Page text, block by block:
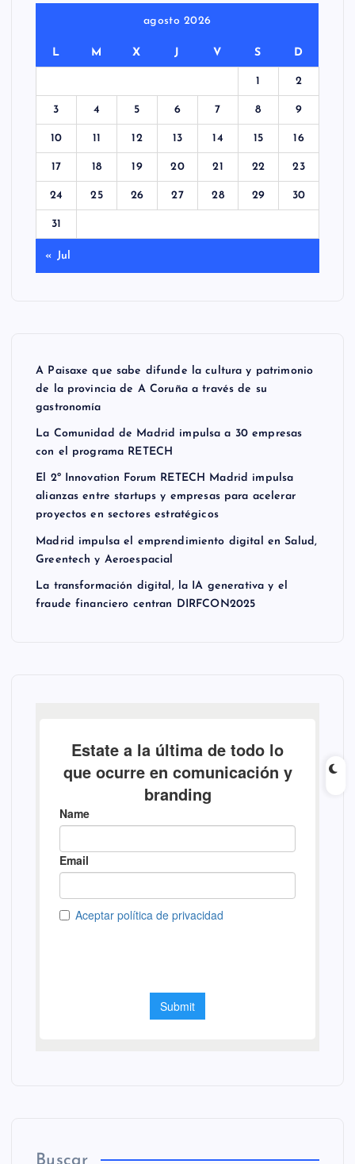
agosto 2026
L M X J V S D
1 2
3 4 5 6 7 8 9
10 11 12 13 14 15 16
17 18 19 20 21 22 23
24 25 26 27 28 29 30
31
« Jul
A Paisaxe que sabe difunde la cultura y patrimonio
de la provincia de A Coruña a través de su
gastronomía
La Comunidad de Madrid impulsa a 30 empresas
con el programa RETECH
El 2º Innovation Forum RETECH Madrid impulsa
alianzas entre startups y empresas para acelerar
proyectos en sectores estratégicos
Madrid impulsa el emprendimiento digital en Salud,
Greentech y Aeroespacial
La transformación digital, la IA generativa y el
fraude financiero centran DIRFCON2025
Buscar